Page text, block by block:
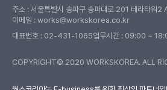
주소 : 서울특별시 송파구 송파대로 201 테라타워2
이메일 : works@workskorea.co.kr
대표번호 : 02-431-1065업무시간 : 09:00 ~
COPYRIGHT© 2020 WORKSKOREA. ALL